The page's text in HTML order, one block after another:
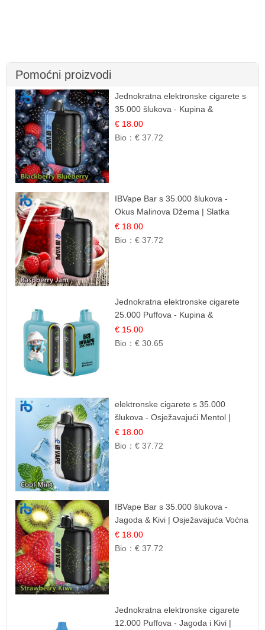
Pomoćni proizvodi
Jednokratna elektronske cigarete s
35.000 šlukova - Kupina &
Borovnica | Intenzivna Mješavina
Šumskog Voća
€ 18.00
Bio：€ 37.72
IBVape Bar s 35.000 šlukova -
Okus Malinova Džema | Slatka
Voćna Aroma
€ 18.00
Bio：€ 37.72
Jednokratna elektronske cigarete
25.000 Puffova - Kupina &
Borovnica | Šumska Voćna
Mješavina
€ 15.00
Bio：€ 30.65
elektronske cigarete s 35.000
šlukova - Osježavajući Mentol |
Čista i Svježa Okus
€ 18.00
Bio：€ 37.72
IBVape Bar s 35.000 šlukova -
Jagoda & Kivi | Osježavajuća Voćna
Mješavina
€ 18.00
Bio：€ 37.72
Jednokratna elektronske cigarete
12.000 Puffova - Jagoda i Kivi |